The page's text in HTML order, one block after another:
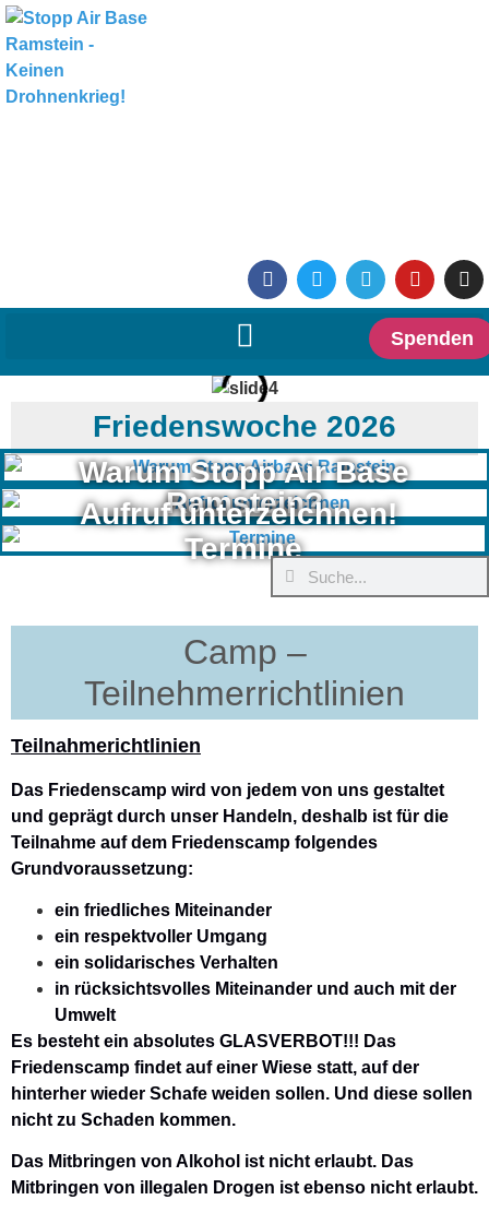
Spenden
Friedenswoche 2026
Warum Stopp Air Base
Ramstein?
Aufruf unterzeichnen!
Termine
Camp –
Teilnehmerrichtlinien
Teilnahmerichtlinien
Das Friedenscamp wird von jedem von uns gestaltet
und geprägt durch unser Handeln, deshalb ist für die
Teilnahme auf dem Friedenscamp folgendes
Grundvoraussetzung:
ein friedliches Miteinander
ein respektvoller Umgang
ein solidarisches Verhalten
in rücksichtsvolles Miteinander und auch mit der
Umwelt
Es besteht ein absolutes GLASVERBOT!!! Das
Friedenscamp findet auf einer Wiese statt, auf der
hinterher wieder Schafe weiden sollen. Und diese sollen
nicht zu Schaden kommen.
Das Mitbringen von Alkohol ist nicht erlaubt. Das
Mitbringen von illegalen Drogen ist ebenso nicht erlaubt.